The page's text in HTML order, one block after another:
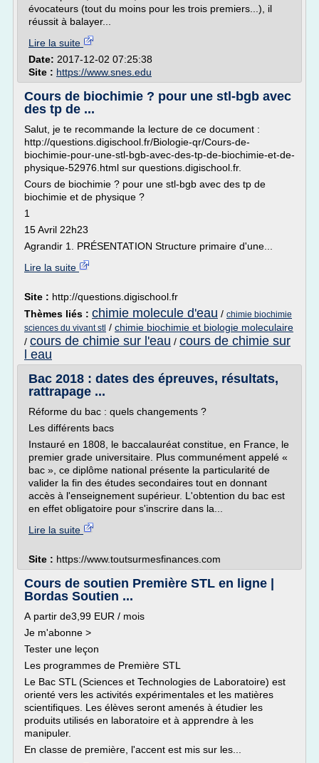
évocateurs (tout du moins pour les trois premiers...), il
réussit à balayer...
Lire la suite
Date: 2017-12-02 07:25:38
Site : https://www.snes.edu
Cours de biochimie ? pour une stl-bgb avec
des tp de ...
Salut, je te recommande la lecture de ce document :
http://questions.digischool.fr/Biologie-qr/Cours-de-
biochimie-pour-une-stl-bgb-avec-des-tp-de-biochimie-et-de-
physique-52976.html sur questions.digischool.fr.
Cours de biochimie ? pour une stl-bgb avec des tp de
biochimie et de physique ?
1
15 Avril 22h23
Agrandir 1. PRÉSENTATION Structure primaire d'une...
Lire la suite
Site : http://questions.digischool.fr
Thèmes liés : chimie molecule d'eau / chimie biochimie
sciences du vivant stl / chimie biochimie et biologie moleculaire
/ cours de chimie sur l'eau / cours de chimie sur
l eau
Bac 2018 : dates des épreuves, résultats,
rattrapage ...
Réforme du bac : quels changements ?
Les différents bacs
Instauré en 1808, le baccalauréat constitue, en France, le
premier grade universitaire. Plus communément appelé «
bac », ce diplôme national présente la particularité de
valider la fin des études secondaires tout en donnant
accès à l'enseignement supérieur. L'obtention du bac est
en effet obligatoire pour s'inscrire dans la...
Lire la suite
Site : https://www.toutsurmesfinances.com
Cours de soutien Première STL en ligne |
Bordas Soutien ...
A partir de3,99 EUR / mois
Je m'abonne >
Tester une leçon
Les programmes de Première STL
Le Bac STL (Sciences et Technologies de Laboratoire) est
orienté vers les activités expérimentales et les matières
scientifiques. Les élèves seront amenés à étudier les
produits utilisés en laboratoire et à apprendre à les
manipuler.
En classe de première, l'accent est mis sur les...